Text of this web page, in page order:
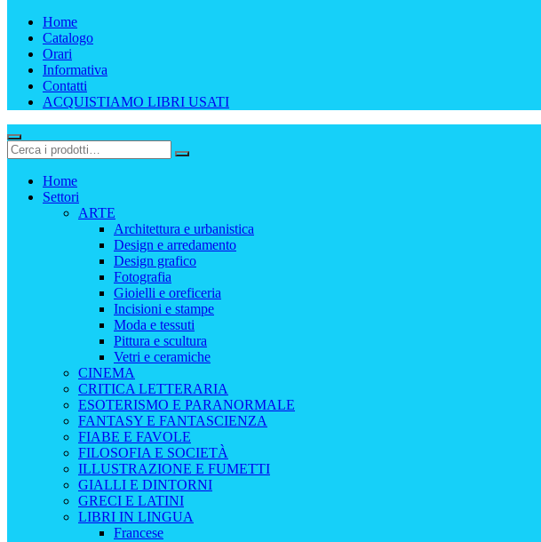
Home
Catalogo
Orari
Informativa
Contatti
ACQUISTIAMO LIBRI USATI
Home
Settori
ARTE
Architettura e urbanistica
Design e arredamento
Design grafico
Fotografia
Gioielli e oreficeria
Incisioni e stampe
Moda e tessuti
Pittura e scultura
Vetri e ceramiche
CINEMA
CRITICA LETTERARIA
ESOTERISMO E PARANORMALE
FANTASY E FANTASCIENZA
FIABE E FAVOLE
FILOSOFIA E SOCIETÀ
ILLUSTRAZIONE E FUMETTI
GIALLI E DINTORNI
GRECI E LATINI
LIBRI IN LINGUA
Francese